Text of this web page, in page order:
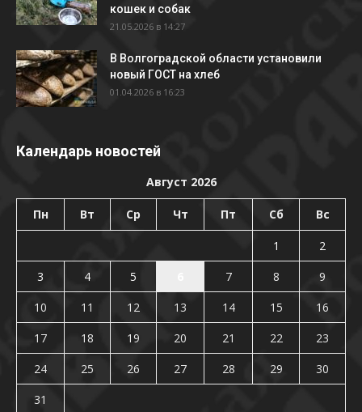
кошек и собак
21.05.2026 в 14:27
В Волгоградской области установили
новый ГОСТ на хлеб
01.04.2026 в 16:23
Календарь новостей
Август 2026
Пн Вт Ср Чт Пт Сб Вс
1
2
3
4 5 7 8
9
10
11 12 13 14 15
16
17
18 19 20 21 22
23
24
25 26 27 28 29
30
31